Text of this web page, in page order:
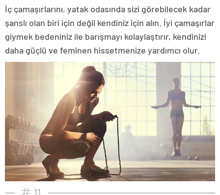
İç çamaşırlarını, yatak odasında sizi görebilecek kadar
şanslı olan biri için değil kendiniz için alın. İyi çamaşırlar
giymek bedeniniz ile barışmayı kolaylaştırır, kendinizi
daha güçlü ve feminen hissetmenize yardımcı olur.
11